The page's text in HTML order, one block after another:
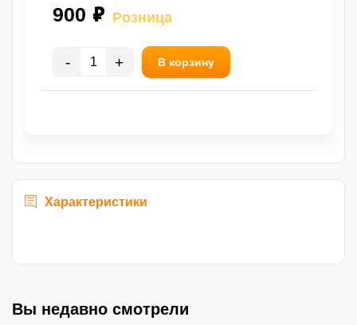
900 ₽ Розница
- + В корзину
Характеристики
Вы недавно смотрели